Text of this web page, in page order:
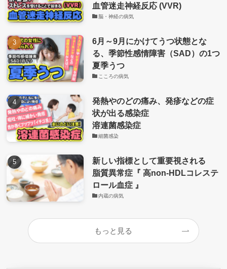
血管迷走神経反応 (VVR)
脳・神経の病気
6月～9月にかけてうつ状態とな
る、季節性感情障害（SAD）の1つ
夏季うつ
こころの病気
発熱やのどの痛み、発疹などの症
状が出る感染症
溶連菌感染症
細菌感染
新しい指標として重要視される
脂質異常症『 高non-HDLコレステ
ロール血症 』
内蔵の病気
もっと見る